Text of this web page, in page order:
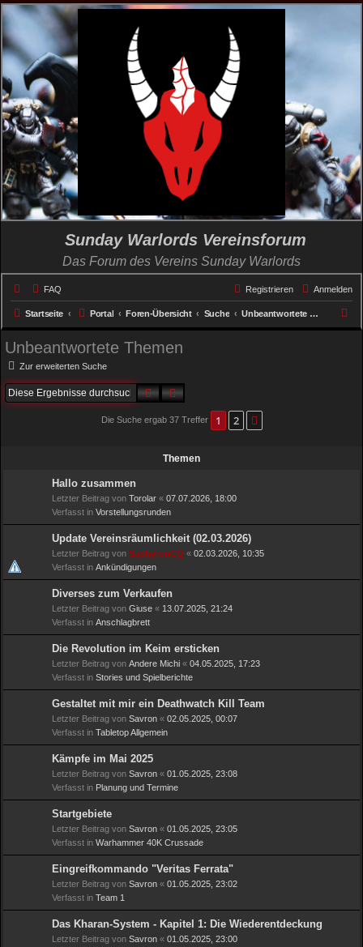
Sunday Warlords Vereinsforum
Das Forum des Vereins Sunday Warlords
FAQ Anmelden
Registrieren
Startseite Portal Foren-Übersicht Suche Unbeantwortete Themen
u
Unbeantwortete Themen
Zur erweiterten Suche
SucheErweiterte Suche
Die Suche ergab 37 Treffer 1 2
Themen
Hallo zusammen
Letzter Beitrag von Torolar « 07.07.2026, 18:00
Verfasst in Vorstellungsrunden
Update Vereinsräumlichkeit (02.03.2026)
Letzter Beitrag von SaphyronCQ « 02.03.2026, 10:35
Verfasst in Ankündigungen
Diverses zum Verkaufen
Letzter Beitrag von Giuse « 13.07.2025, 21:24
Verfasst in Anschlagbrett
Die Revolution im Keim ersticken
Letzter Beitrag von Andere Michi « 04.05.2025, 17:23
Verfasst in Stories und Spielberichte
Gestaltet mit mir ein Deathwatch Kill Team
Letzter Beitrag von Savron « 02.05.2025, 00:07
Verfasst in Tabletop Allgemein
Kämpfe im Mai 2025
Letzter Beitrag von Savron « 01.05.2025, 23:08
Verfasst in Planung und Termine
Startgebiete
Letzter Beitrag von Savron « 01.05.2025, 23:05
Verfasst in Warhammer 40K Crussade
Eingreifkommando "Veritas Ferrata"
Letzter Beitrag von Savron « 01.05.2025, 23:02
Verfasst in Team 1
Das Kharan-System - Kapitel 1: Die Wiederentdeckung
Letzter Beitrag von Savron « 01.05.2025, 23:00